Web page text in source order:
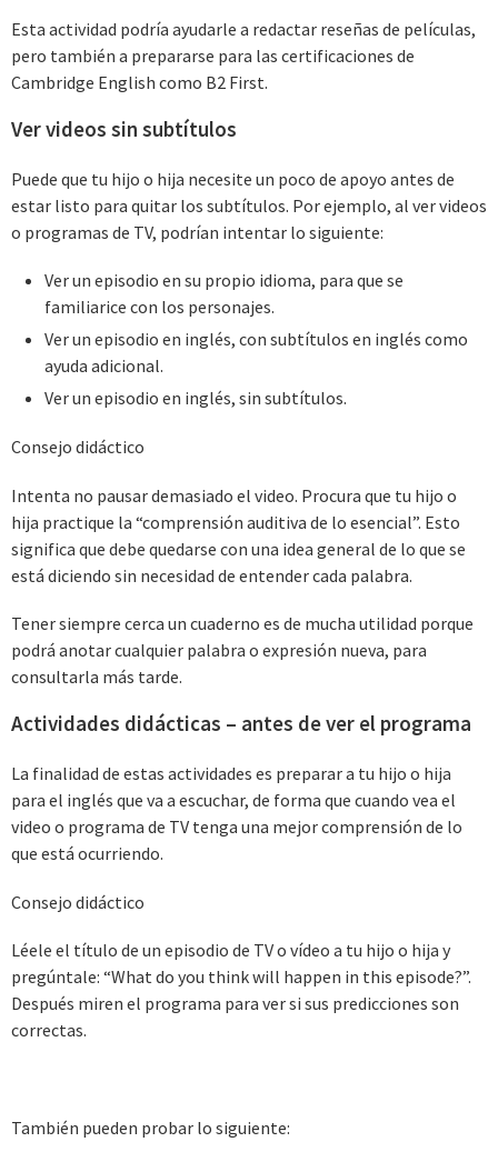
Esta actividad podría ayudarle a redactar reseñas de películas,
pero también a prepararse para las certificaciones de
Cambridge English como B2 First.
Ver videos sin subtítulos
Puede que tu hijo o hija necesite un poco de apoyo antes de
estar listo para quitar los subtítulos. Por ejemplo, al ver videos
o programas de TV, podrían intentar lo siguiente:
Ver un episodio en su propio idioma, para que se
familiarice con los personajes.
Ver un episodio en inglés, con subtítulos en inglés como
ayuda adicional.
Ver un episodio en inglés, sin subtítulos.
Consejo didáctico
Intenta no pausar demasiado el video. Procura que tu hijo o
hija practique la “comprensión auditiva de lo esencial”. Esto
significa que debe quedarse con una idea general de lo que se
está diciendo sin necesidad de entender cada palabra.
Tener siempre cerca un cuaderno es de mucha utilidad porque
podrá anotar cualquier palabra o expresión nueva, para
consultarla más tarde.
Actividades didácticas – antes de ver el programa
La finalidad de estas actividades es preparar a tu hijo o hija
para el inglés que va a escuchar, de forma que cuando vea el
video o programa de TV tenga una mejor comprensión de lo
que está ocurriendo.
Consejo didáctico
Léele el título de un episodio de TV o vídeo a tu hijo o hija y
pregúntale: “What do you think will happen in this episode?”.
Después miren el programa para ver si sus predicciones son
correctas.
También pueden probar lo siguiente: